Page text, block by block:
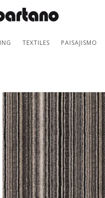
TEXTILES PAISAJISMO